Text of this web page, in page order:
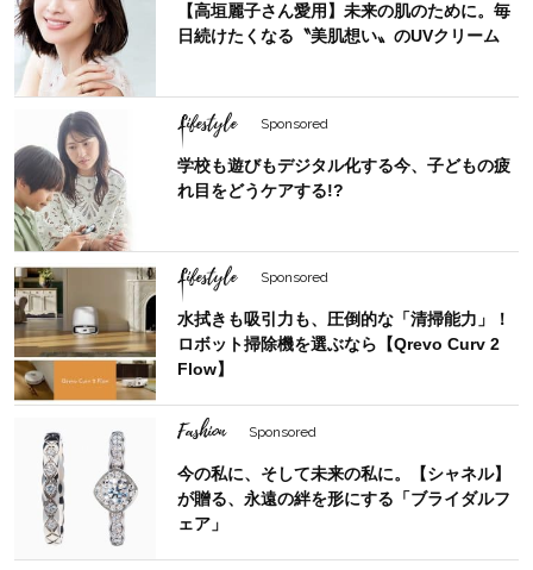
【高垣麗子さん愛用】未来の肌のために。毎
日続けたくなる〝美肌想い〟のUVクリーム
Lifestyle Sponsored
学校も遊びもデジタル化する今、子どもの疲
れ目をどうケアする!?
Lifestyle Sponsored
水拭きも吸引力も、圧倒的な「清掃能力」！
ロボット掃除機を選ぶなら【Qrevo Curv 2
Flow】
Fashion Sponsored
今の私に、そして未来の私に。【シャネル】
が贈る、永遠の絆を形にする「ブライダルフ
ェア」